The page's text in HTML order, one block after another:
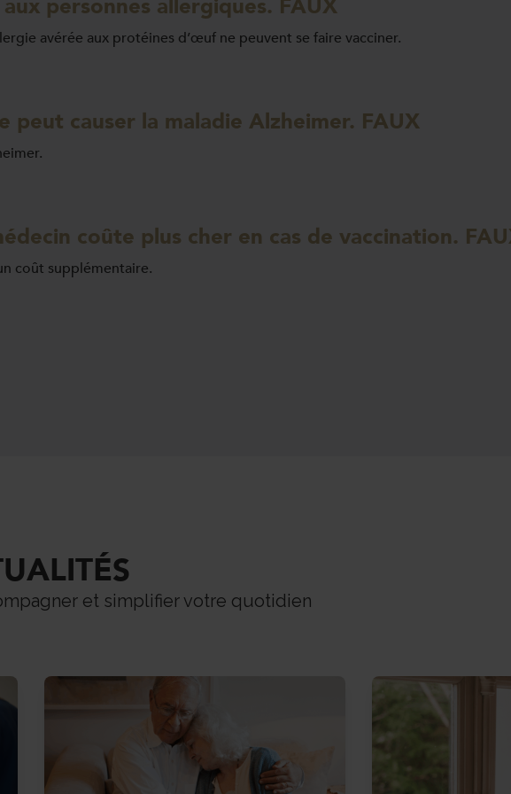
personnes allergiques. FAUX
avérée aux protéines d’œuf ne peuvent se faire vacciner.
peut causer la maladie Alzheimer. FAUX
coûte plus cher en cas de vaccination.
coût supplémentaire.
et simplifier votre quotidien